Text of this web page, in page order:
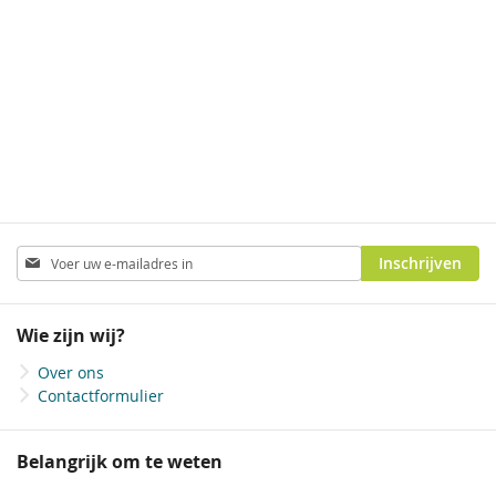
Abonneer
u
op
nieuwsbrief
Inschrijven
Wie zijn wij?
Over ons
Contactformulier
Belangrijk om te weten